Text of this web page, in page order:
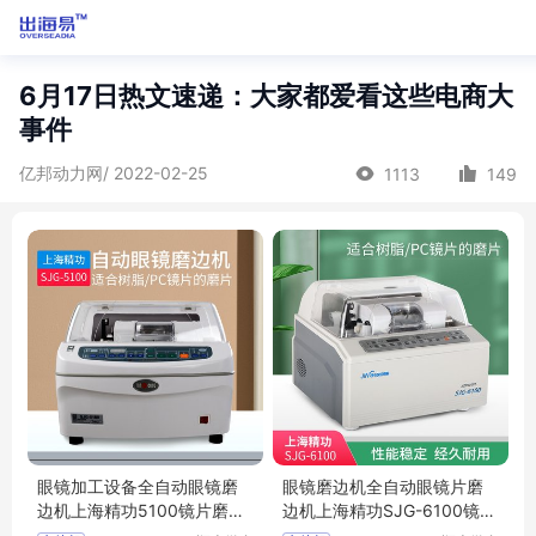
6月17日热文速递：大家都爱看这些电商大
事件
亿邦动力网/ 2022-02-25 1113 149
眼镜加工设备全自动眼镜磨
边机上海精功5100镜片磨边
眼镜磨边机全自动眼镜片磨
边机上海精功SJG-6100镜片